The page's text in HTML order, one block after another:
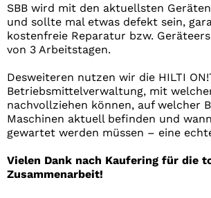
SBB wird mit den aktuellsten
und sollte mal etwas defekt sein,
kostenfreie Reparatur bzw.
von 3 Arbeitstagen.
Desweiteren nutzen wir die HILTI
Betriebsmittelverwaltung, mit
nachvollziehen können, auf welcher
Maschinen aktuell befinden und
gewartet werden müssen – eine
Vielen Dank nach Kaufering für die
Zusammenarbeit!